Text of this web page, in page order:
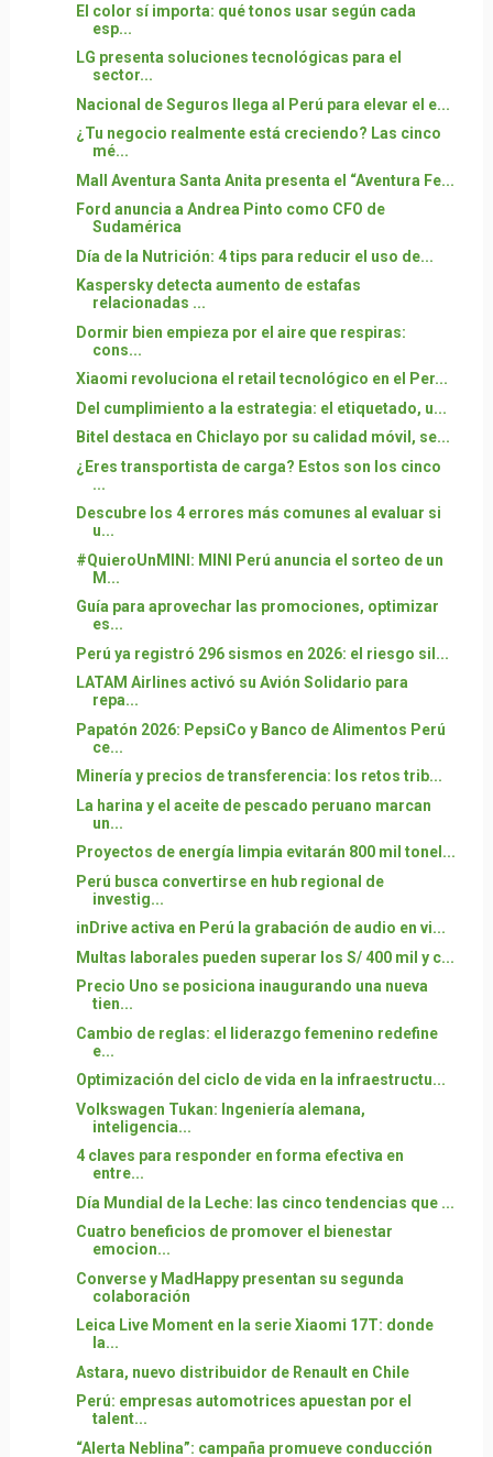
El color sí importa: qué tonos usar según cada
esp...
LG presenta soluciones tecnológicas para el
sector...
Nacional de Seguros llega al Perú para elevar el e...
¿Tu negocio realmente está creciendo? Las cinco
mé...
Mall Aventura Santa Anita presenta el “Aventura Fe...
Ford anuncia a Andrea Pinto como CFO de
Sudamérica
Día de la Nutrición: 4 tips para reducir el uso de...
Kaspersky detecta aumento de estafas
relacionadas ...
Dormir bien empieza por el aire que respiras:
cons...
Xiaomi revoluciona el retail tecnológico en el Per...
Del cumplimiento a la estrategia: el etiquetado, u...
Bitel destaca en Chiclayo por su calidad móvil, se...
¿Eres transportista de carga? Estos son los cinco
...
Descubre los 4 errores más comunes al evaluar si
u...
#QuieroUnMINI: MINI Perú anuncia el sorteo de un
M...
Guía para aprovechar las promociones, optimizar
es...
Perú ya registró 296 sismos en 2026: el riesgo sil...
LATAM Airlines activó su Avión Solidario para
repa...
Papatón 2026: PepsiCo y Banco de Alimentos Perú
ce...
Minería y precios de transferencia: los retos trib...
La harina y el aceite de pescado peruano marcan
un...
Proyectos de energía limpia evitarán 800 mil tonel...
Perú busca convertirse en hub regional de
investig...
inDrive activa en Perú la grabación de audio en vi...
Multas laborales pueden superar los S/ 400 mil y c...
Precio Uno se posiciona inaugurando una nueva
tien...
Cambio de reglas: el liderazgo femenino redefine
e...
Optimización del ciclo de vida en la infraestructu...
Volkswagen Tukan: Ingeniería alemana,
inteligencia...
4 claves para responder en forma efectiva en
entre...
Día Mundial de la Leche: las cinco tendencias que ...
Cuatro beneficios de promover el bienestar
emocion...
Converse y MadHappy presentan su segunda
colaboración
Leica Live Moment en la serie Xiaomi 17T: donde
la...
Astara, nuevo distribuidor de Renault en Chile
Perú: empresas automotrices apuestan por el
talent...
“Alerta Neblina”: campaña promueve conducción